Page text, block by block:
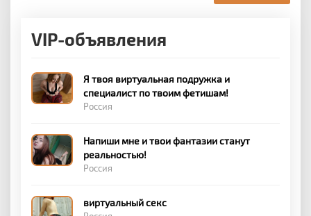
VIP-объявления
Я твоя виртуальная подружка и
специалист по твоим фетишам!
Россия
Напиши мне и твои фантазии станут
реальностью!
Россия
виртуальный секс